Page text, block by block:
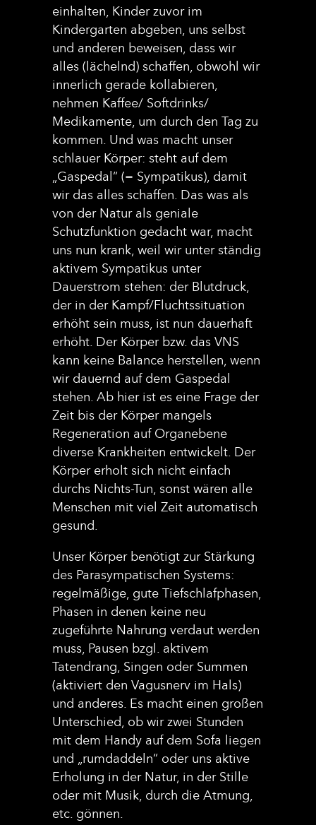
einhalten, Kinder zuvor im
Kindergarten abgeben, uns selbst
und anderen beweisen, dass wir
alles (lächelnd) schaffen, obwohl wir
innerlich gerade kollabieren,
nehmen Kaffee/ Softdrinks/
Medikamente, um durch den Tag zu
kommen. Und was macht unser
schlauer Körper: steht auf dem
„Gaspedal“ (= Sympatikus), damit
wir das alles schaffen. Das was als
von der Natur als geniale
Schutzfunktion gedacht war, macht
uns nun krank, weil wir unter ständig
aktivem Sympatikus unter
Dauerstrom stehen: der Blutdruck,
der in der Kampf/Fluchtssituation
erhöht sein muss, ist nun dauerhaft
erhöht. Der Körper bzw. das VNS
kann keine Balance herstellen, wenn
wir dauernd auf dem Gaspedal
stehen. Ab hier ist es eine Frage der
Zeit bis der Körper mangels
Regeneration auf Organebene
diverse Krankheiten entwickelt. Der
Körper erholt sich nicht einfach
durchs Nichts-Tun, sonst wären alle
Menschen mit viel Zeit automatisch
gesund.
Unser Körper benötigt zur Stärkung
des Parasympatischen Systems:
regelmäßige, gute Tiefschlafphasen,
Phasen in denen keine neu
zugeführte Nahrung verdaut werden
muss, Pausen bzgl. aktivem
Tatendrang, Singen oder Summen
(aktiviert den Vagusnerv im Hals)
und anderes. Es macht einen großen
Unterschied, ob wir zwei Stunden
mit dem Handy auf dem Sofa liegen
und „rumdaddeln“ oder uns aktive
Erholung in der Natur, in der Stille
oder mit Musik, durch die Atmung,
etc. gönnen.